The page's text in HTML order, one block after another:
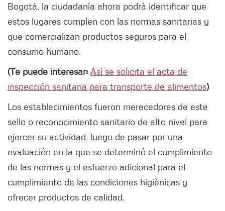
Bogotá, la ciudadanía ahora podrá identificar que
estos lugares cumplen con las normas sanitarias y
que comercializan productos seguros para el
consumo humano.
(Te puede interesar: Así se solicita el acta de
inspección sanitaria para transporte de alimentos)
Los establecimientos fueron merecedores de este
sello o reconocimiento sanitario de alto nivel para
ejercer su actividad, luego de pasar por una
evaluación en la que se determinó el cumplimiento
de las normas y el esfuerzo adicional para el
cumplimiento de las condiciones higiénicas y
ofrecer productos de calidad.